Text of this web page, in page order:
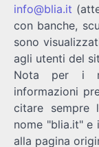
info@blia.it
con banche,
sono
agli utenti del
Nota per i
informazioni
citare sempre
nome "blia.it" e
alla pagina